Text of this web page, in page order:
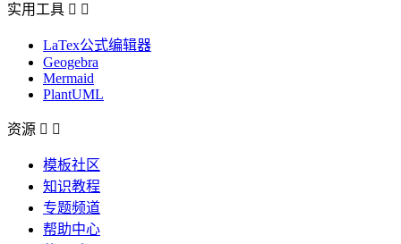
实用工具  
LaTex公式编辑器
Geogebra
Mermaid
PlantUML
资源  
模板社区
知识教程
专题频道
帮助中心